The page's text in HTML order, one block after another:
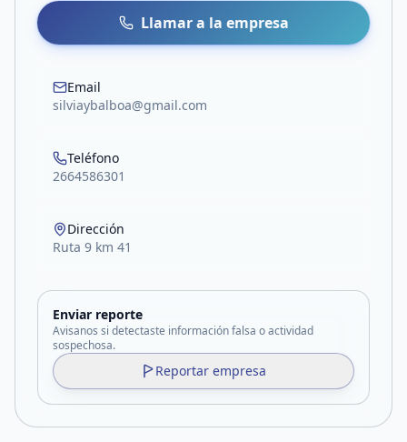
Llamar a la empresa
Email
silviaybalboa@gmail.com
Teléfono
2664586301
Dirección
Ruta 9 km 41
Enviar reporte
Avisanos si detectaste información falsa o actividad
sospechosa.
Reportar empresa